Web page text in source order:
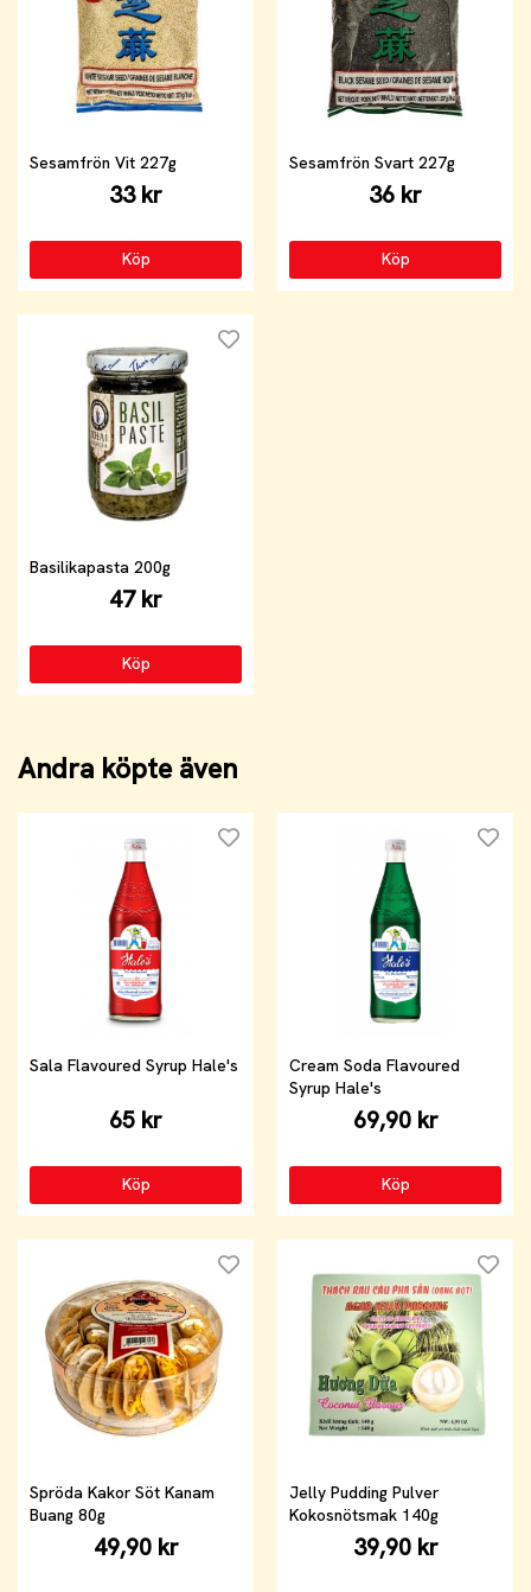
Sesamfrön Vit 227g
33 kr
Köp
Sesamfrön Svart 227g
36 kr
Köp
Basilikapasta 200g
47 kr
Köp
Andra köpte även
Sala Flavoured Syrup Hale's
65 kr
Köp
Cream Soda Flavoured
Syrup Hale's
69,90 kr
Köp
Spröda Kakor Söt Kanam
Buang 80g
49,90 kr
Jelly Pudding Pulver
Kokosnötsmak 140g
39,90 kr